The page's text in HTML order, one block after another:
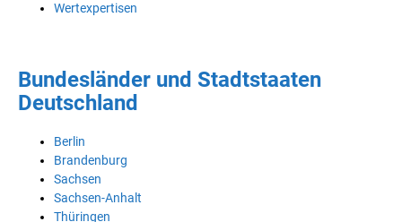
Wertexpertisen
Bundesländer und Stadtstaaten
Deutschland
Berlin
Brandenburg
Sachsen
Sachsen-Anhalt
Thüringen